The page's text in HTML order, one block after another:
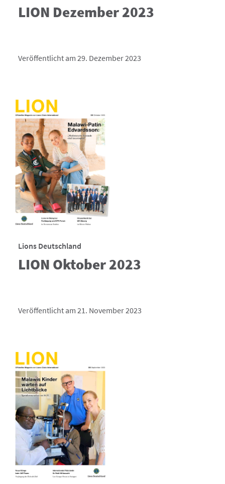
LION Dezember 2023
Veröffentlicht am 29. Dezember 2023
Lions Deutschland
LION Oktober 2023
Veröffentlicht am 21. November 2023